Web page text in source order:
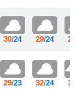
30/24
29/23
29/24
32/24